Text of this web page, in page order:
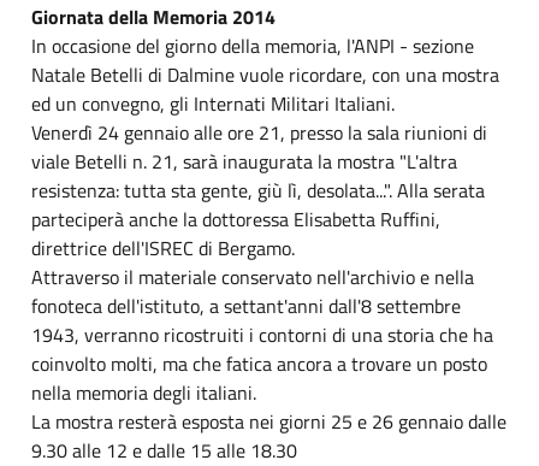
Giornata della Memoria 2014
In occasione del giorno della memoria, l'ANPI - sezione
Natale Betelli di Dalmine vuole ricordare, con una mostra
ed un convegno, gli Internati Militari Italiani.
Venerdì 24 gennaio alle ore 21, presso la sala riunioni di
viale Betelli n. 21, sarà inaugurata la mostra "L'altra
resistenza: tutta sta gente, giù lì, desolata...". Alla serata
parteciperà anche la dottoressa Elisabetta Ruffini,
direttrice dell'ISREC di Bergamo.
Attraverso il materiale conservato nell'archivio e nella
fonoteca dell'istituto, a settant'anni dall'8 settembre
1943, verranno ricostruiti i contorni di una storia che ha
coinvolto molti, ma che fatica ancora a trovare un posto
nella memoria degli italiani.
La mostra resterà esposta nei giorni 25 e 26 gennaio dalle
9.30 alle 12 e dalle 15 alle 18.30